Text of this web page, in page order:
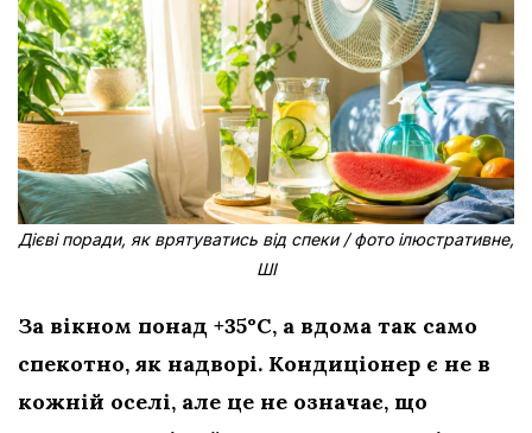
Дієві поради, як врятуватись від спеки / фото ілюстративне,
ШІ
За вікном понад +35°C, а вдома так само
спекотно, як надворі. Кондиціонер є не в
кожній оселі, але це не означає, що